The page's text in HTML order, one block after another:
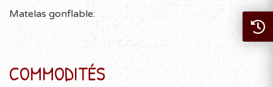
Matelas gonflable:
COMMODITÉS